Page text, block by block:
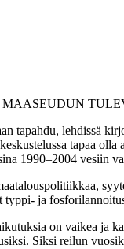
tapahdu, lehdissä
tapaa
1990–2004 vesiin
typpi- ja
on vaikea ja
Siksi reilun